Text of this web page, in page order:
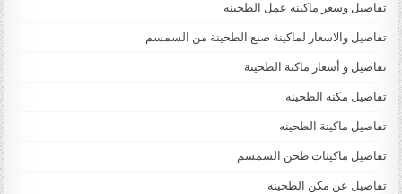
تفاصيل وسعر ماكينه عمل الطحينه
تفاصيل والاسعار لماكينة صنع الطحينة من السمسم
تفاصيل و أسعار ماكنة الطحينة
تفاصيل مكنه الطحينه
تفاصيل ماكينة الطحينه
تفاصيل ماكينات طحن السمسم
تفاصيل عن مكن الطحينه